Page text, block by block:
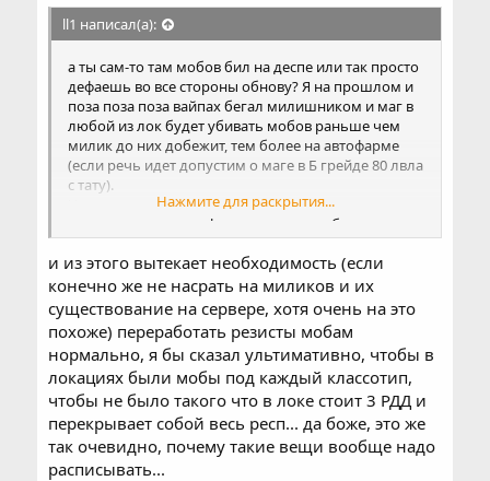
ll1 написал(а):
а ты сам-то там мобов бил на деспе или так просто
дефаешь во все стороны обнову? Я на прошлом и
поза поза поза вайпах бегал милишником и маг в
любой из лок будет убивать мобов раньше чем
милик до них добежит, тем более на автофарме
(если речь идет допустим о маге в Б грейде 80 лвла
с тату).
Человек вполне вменяемые и очевидные вещи
говорит, что на автофарме милики не будут до
мобов добегать (как минимум не с частотой более
1 моба в 20 секунд), если в локации будет стоять 1-
2-3 рдд в условном Б грейде 80 лвла.
Моб будет респаться и умирать через секунду
полторы.
И вот из всего этого вытекает, что милики будут
добегать и надамаживать больше пол хп мобу,
лишь в единичных случайных случаях,
ВЕРОЯТНОСТЬ КОТОРЫХ КРАЙНЕ МАЛА
Посмотреть вложение 10144
Нажмите для раскрытия...
и из этого вытекает необходимость (если
конечно же не насрать на миликов и их
существование на сервере, хотя очень на это
похоже) переработать резисты мобам
нормально, я бы сказал ультимативно, чтобы в
локациях были мобы под каждый классотип,
чтобы не было такого что в локе стоит 3 РДД и
перекрывает собой весь респ... да боже, это же
так очевидно, почему такие вещи вообще надо
расписывать...